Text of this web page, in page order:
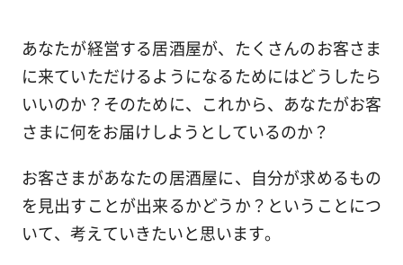
あなたが経営する居酒屋が、たくさんのお客さま
に来ていただけるようになるためにはどうしたら
いいのか？そのために、これから、あなたがお客
さまに何をお届けしようとしているのか？
お客さまがあなたの居酒屋に、自分が求めるもの
を見出すことが出来るかどうか？ということにつ
いて、考えていきたいと思います。